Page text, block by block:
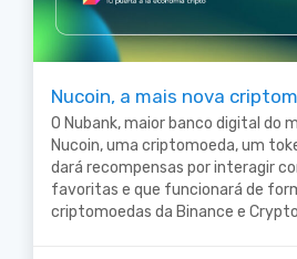
Nucoin, a mais nova
O Nubank, maior banco digital do
Nucoin, uma criptomoeda, um
dará recompensas por interagir
favoritas e que funcionará de
criptomoedas da Binance e